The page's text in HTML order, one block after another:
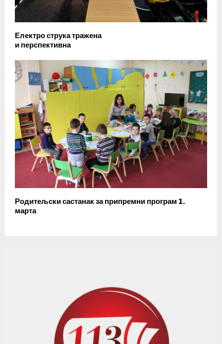
Електро струка тражена
и перспективна
Родитељски састанак за припремни програм 1.
марта